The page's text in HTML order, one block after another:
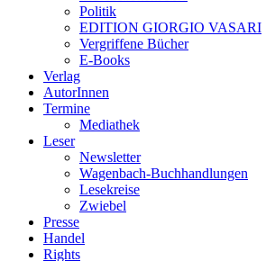
Politik
EDITION GIORGIO VASARI
Vergriffene Bücher
E-Books
Verlag
AutorInnen
Termine
Mediathek
Leser
Newsletter
Wagenbach-Buchhandlungen
Lesekreise
Zwiebel
Presse
Handel
Rights